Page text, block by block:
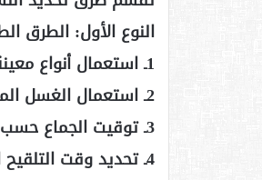
النوع الأول: الطرق
1ـ استعمال أنواع معينة من الأغذية.
2ـ استعمال الغسل المهبلي قبل الجماع.
3ـ توقيت الجماع حسب وقت التبويض.
4ـ تحديد وقت التلقيح الصناعي الداخلي لمني الزوج الشرعي.